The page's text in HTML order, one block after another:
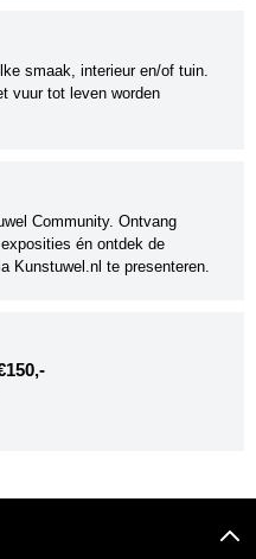
smaak, interieur en/of tuin.
vuur tot leven worden
Community. Ontvang
én ontdek de
Kunstuwel.nl te presenteren.